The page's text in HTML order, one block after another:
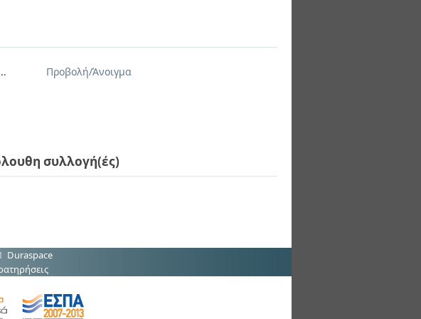
Προβολή/Άνοιγμα
συλλογή(ές)
Duraspace